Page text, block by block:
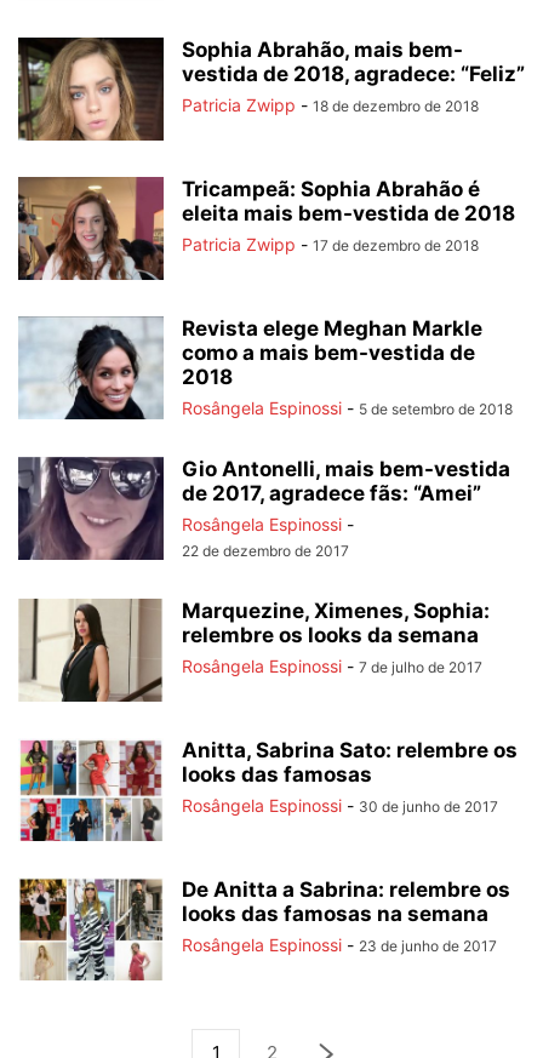
Sophia Abrahão, mais bem-
vestida de 2018, agradece: “Feliz”
Patricia Zwipp - 18 de dezembro de 2018
Tricampeã: Sophia Abrahão é
eleita mais bem-vestida de 2018
Patricia Zwipp - 17 de dezembro de 2018
Revista elege Meghan Markle
como a mais bem-vestida de
2018
Rosângela Espinossi - 5 de setembro de 2018
Gio Antonelli, mais bem-vestida
de 2017, agradece fãs: “Amei”
Rosângela Espinossi -
22 de dezembro de 2017
Marquezine, Ximenes, Sophia:
relembre os looks da semana
Rosângela Espinossi - 7 de julho de 2017
Anitta, Sabrina Sato: relembre os
looks das famosas
Rosângela Espinossi - 30 de junho de 2017
De Anitta a Sabrina: relembre os
looks das famosas na semana
Rosângela Espinossi - 23 de junho de 2017
1 2